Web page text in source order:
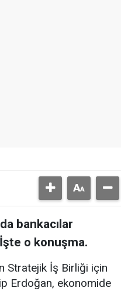
bankacılar
o konuşma.
Stratejik İş Birliği için
Erdoğan, ekonomide